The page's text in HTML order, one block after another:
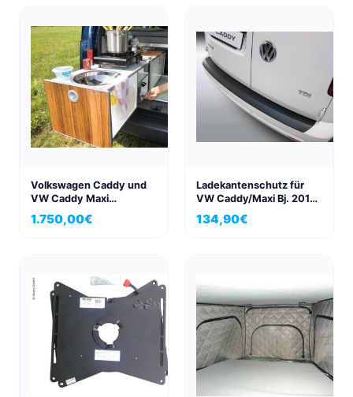
Volkswagen Caddy und
VW Caddy Maxi
Küchenbox Active
1.750,00€
Ladekantenschutz für
VW Caddy/Maxi Bj. 2015-
2020 mit lackierter oder
schwarzer Stoßstange
134,90€